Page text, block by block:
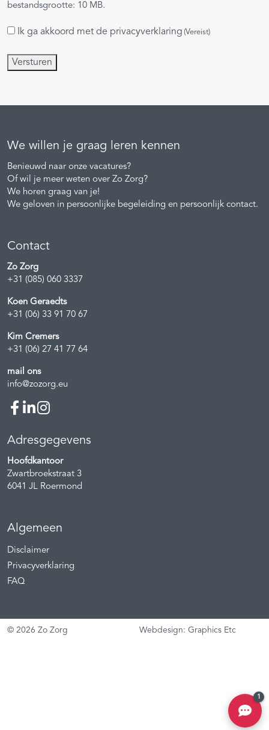
bestandsgrootte: 10 MB.
Instemming
Ik ga akkoord met de privacyverklaring (Vereist)
Versturen
We willen je graag leren kennen
Benieuwd naar onze vacatures?
Of wil je meer weten over Zo Zorg?
We horen graag van je!
We geloven in persoonlijke begeleiding en persoonlijk contact.
Contact
Zo Zorg
+31 (085) 060 3337
Koen Geraedts
+31 (06) 33 91 70 67
Kim Cremers
+31 (06) 27 41 77 64
mail ons
info@zozorg.eu
Adresgegevens
Hoofdkantoor
Zwartbroekstraat 3
6041 JL Roermond
Algemeen
Disclaimer
Privacyverklaring
FAQ
© 2026 Zo Zorg Webdesign: Graphics Etc
1